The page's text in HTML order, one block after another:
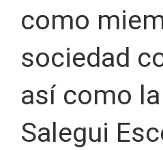
como
sociedad
así como
Salegui